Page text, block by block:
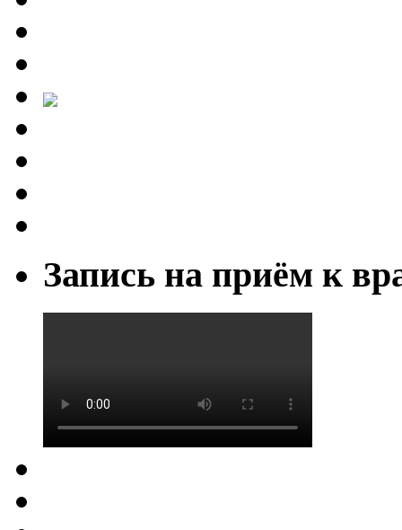
Запись на приём к